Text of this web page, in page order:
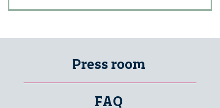
Press room
FAQ